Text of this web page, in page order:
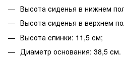
Высота сиденья в нижнем
Высота сиденья в верхнем
Высота спинки: 11,5 см;
Диаметр основания: 38,5 см.